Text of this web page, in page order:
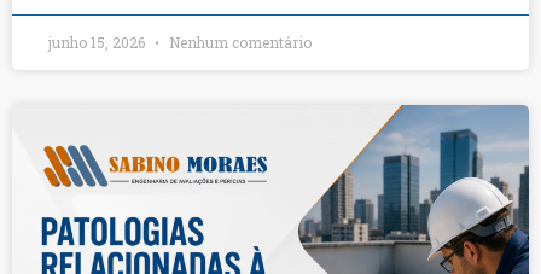
junho 15, 2026 Nenhum comentário